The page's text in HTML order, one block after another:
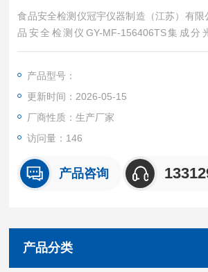
食品安全检测仪冠宇仪器制造（江苏）有限
品安全检测仪GY-MF-156406TS集成分
道）、胶体金检测模块（六通道）及数字
类）、兽药残留（抗生素、激素）、重金属
法添加物（三聚氰胺、吊白块）等指标。
产品型号：
更新时间：2026-05-15
厂商性质：生产厂家
访问量：146
产品咨询
产品分类